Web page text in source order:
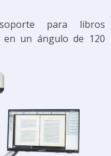
para libros
en un ángulo de 120